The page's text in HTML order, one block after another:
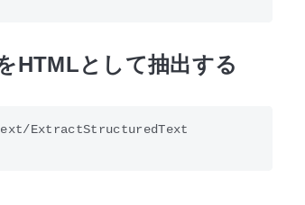
HTMLとして抽出する
ExtractStructuredText